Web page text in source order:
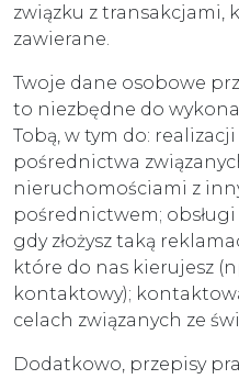
związku z transakcjami,
zawierane.
Twoje dane osobowe
to niezbędne do
Tobą, w tym do:
pośrednictwa
nieruchomościami z
pośrednictwem;
gdy złożysz taką
które do nas kierujesz
kontaktowy);
celach związanych ze
Dodatkowo, przepisy